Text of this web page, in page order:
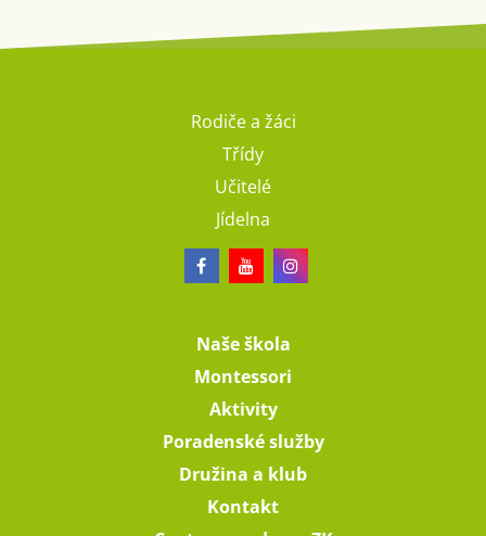
Rodiče a žáci
Třídy
Učitelé
Jídelna
Naše škola
Montessori
Aktivity
Poradenské služby
Družina a klub
Kontakt